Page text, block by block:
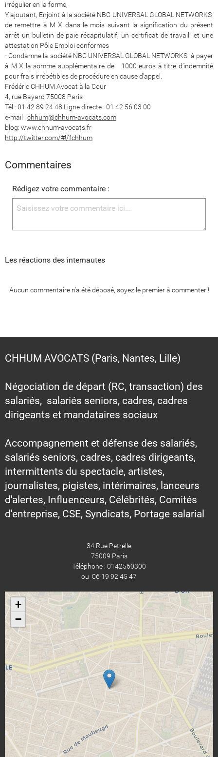
irrégulier en la forme,
Y ajoutant, Enjoint à la société NBC UNIVERSAL GLOBAL NETWORKS
de remettre à M X dans le mois suivant la signification du présent
arrêt un bulletin de paie récapitulatif, un certificat de travail et une
attestation Pôle Emploi conformes
- Condamne la société NBC UNIVERSAL GLOBAL NETWORKS à payer
à M X la somme supplémentaire de 1000 euros à titre d’indemnité
pour frais irrépétibles de procédure en cause d’appel.
Frédéric CHHUM Avocat à la Cour
4, rue Bayard 75008 Paris
Tél : 01 42 89 24 48 Ligne directe : 01 42 56 03 00
e-mail : chhum@chhum-avocats.com
blog: www.chhum-avocats.fr
http://twitter.com/#!/fchhum
Commentaires
Rédigez votre commentaire :
Les réactions des internautes
Aucun commentaire n'a été déposé, soyez le premier à commenter !
CHHUM AVOCATS (Paris, Nantes, Lille)
Négociation de départ (RC, transaction) des
salariés, salariés seniors, cadres, cadres
dirigeants et mandataires sociaux
Accompagnement et défense des salariés,
salariés seniors, cadres, cadres dirigeants,
intermittents du spectacle, artistes,
journalistes, pigistes, intérimaires, lanceurs
d'alertes, Influenceurs, Célébrités, Comités
d'entreprise, CSE, Syndicats, Portage salarial
34 Rue Petrelle
75009 Paris
Téléphone : 0142560300
ou 06 19 92 45 47
+
−